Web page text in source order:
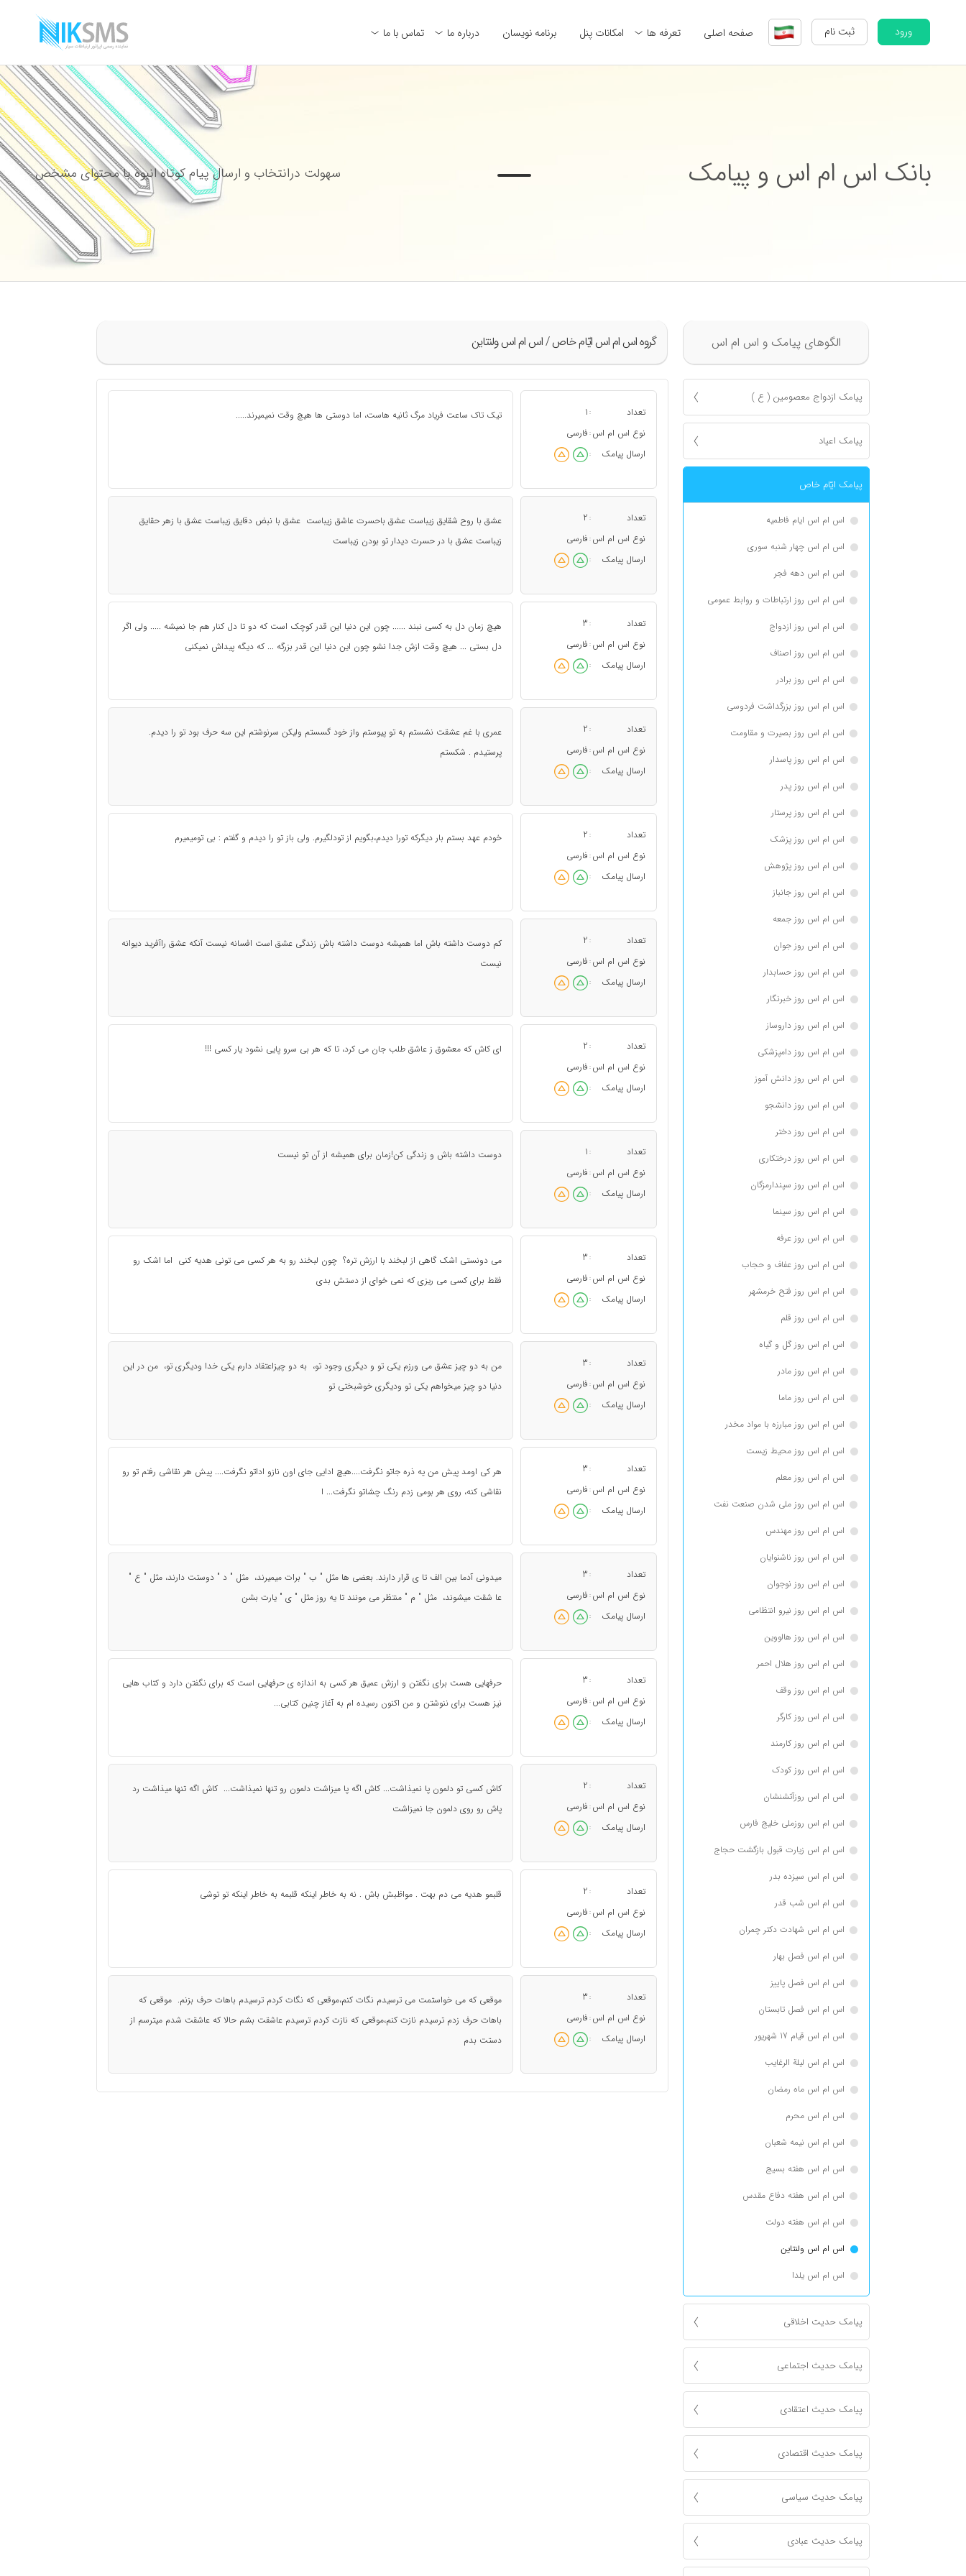
ورود ثبت نام صفحه اصلی تعرفه ها امکانات پنل برنامه نویسان درباره ما تماس با ما
بانک اس ام اس و پیامک سهولت درانتخاب و ارسال پیام کوتاه انبوه با محتوای مشخص
الگوهای پیامک و اس ام اس
پیامک ازدواج معصومين ( ع )
پیامک اعياد
پیامک ايّام خاص
اس ام اس ایام فاطمیه
اس ام اس چهار شنبه سوری
اس ام اس دهه فجر
اس ام اس روز ارتباطات و روابط عمومی
اس ام اس روز ازدواج
اس ام اس روز اصناف
اس ام اس روز برادر
اس ام اس روز بزرگداشت فردوسی
اس ام اس روز بصیرت و مقاومت
اس ام اس روز پاسدار
اس ام اس روز پدر
اس ام اس روز پرستار
اس ام اس روز پزشک
اس ام اس روز پژوهش
اس ام اس روز جانباز
اس ام اس روز جمعه
اس ام اس روز جوان
اس ام اس روز حسابدار
اس ام اس روز خبرنگار
اس ام اس روز داروساز
اس ام اس روز دامپزشکی
اس ام اس روز دانش آموز
اس ام اس روز دانشجو
اس ام اس روز دختر
اس ام اس روز درختکاری
اس ام اس روز سپندارمزگان
اس ام اس روز سینما
اس ام اس روز عرفه
اس ام اس روز عفاف و حجاب
اس ام اس روز فتح خرمشهر
اس ام اس روز قلم
اس ام اس روز گل و گیاه
اس ام اس روز مادر
اس ام اس روز ماما
اس ام اس روز مبارزه با مواد مخدر
اس ام اس روز محیط زیست
اس ام اس روز معلم
اس ام اس روز ملی شدن صنعت نفت
اس ام اس روز مهندس
اس ام اس روز ناشنوایان
اس ام اس روز نوجوان
اس ام اس روز نیرو انتظامی
اس ام اس روز هالووین
اس ام اس روز هلال احمر
اس ام اس روز وقف
اس ام اس روز کارگر
اس ام اس روز کارمند
اس ام اس روز کودک
اس ام اس روزآتشنشان
اس ام اس روزملی خلیج فارس
اس ام اس زیارت قبول بازگشت حجاج
اس ام اس سیزده بدر
اس ام اس شب قدر
اس ام اس شهادت دکتر چمران
اس ام اس فصل بهار
اس ام اس فصل پاییز
اس ام اس فصل تابستان
اس ام اس قیام 17 شهریور
اس ام اس لیلة الرغایب
اس ام اس ماه رمضان
اس ام اس محرم
اس ام اس نیمه شعبان
اس ام اس هفته بسیج
اس ام اس هفته دفاع مقدس
اس ام اس هفته دولت
اس ام اس ولنتاین
اس ام اس یلدا
پیامک حدیت اخلاقی
پیامک حدیث اجتماعی
پیامک حدیث اعتقادی
پیامک حدیث اقتصادی
پیامک حدیث سیاسی
پیامک حدیث عبادی
گروه اس ام اس ايّام خاص / اس ام اس ولنتاین
تعداد :
1
نوع اس ام اس : فارسی
ارسال پیامک
:
تیک تاک ساعت فریاد مرگ ثانیه هاست، اما دوستی ها هیچ وقت نمیمیرند.....
تعداد :
2
نوع اس ام اس : فارسی
ارسال پیامک
:
عشق با روح شقایق زیباست عشق باحسرت عاشق زیباست عشق با نبض دقایق زیباست عشق با زهر حقایق
زیباست عشق با در حسرت دیدار تو بودن زیباست
تعداد :
3
نوع اس ام اس : فارسی
ارسال پیامک
:
هیچ زمان دل به کسی نبند ...... چون این دنیا این قدر کوچک است که دو تا دل کنار هم جا نمیشه ..... ولی اگر
دل بستی ... هیچ وقت ازش جدا نشو چون این دنیا این قدر بزرگه ... که دیگه پیداش نمیکنی
تعداد :
2
نوع اس ام اس : فارسی
ارسال پیامک
:
عمری با غم عشقت نشستم به تو پیوستم واز خود گسستم ولیکن سرنوشتم این سه حرف بود تو را دیدم.
پرستیدم . شکستم
تعداد :
2
نوع اس ام اس : فارسی
ارسال پیامک
:
خودم عهد بستم بار دیگرکه تورا دیدم،بگویم از تودلگیرم. ولی باز تو را دیدم و گفتم : بی تومیمیرم
تعداد :
2
نوع اس ام اس : فارسی
ارسال پیامک
:
کم دوست داشته باش اما همیشه دوست داشته باش زندگی عشق است افسانه نیست آنکه عشق راآفرید دیوانه
نیست
تعداد :
2
نوع اس ام اس : فارسی
ارسال پیامک
:
ای کاش که معشوق ز عاشق طلب جان می کرد، تا که هر بی سرو پایی نشود یار کسی !!!
تعداد :
1
نوع اس ام اس : فارسی
ارسال پیامک
:
دوست داشته باش و زندگی کن!زمان برای همیشه از آن تو نیست
تعداد :
3
نوع اس ام اس : فارسی
ارسال پیامک
:
می دونستی اشک گاهی از لبخند با ارزش تره؟ چون لبخند رو به هر کسی می تونی هدیه کنی اما اشک رو
فقط برای کسی می ریزی که نمی خوای از دستش بدی
تعداد :
3
نوع اس ام اس : فارسی
ارسال پیامک
:
من به دو چیز عشق می ورزم یکی تو و دیگری وجود تو، به دو چیزاعتقاد دارم یکی خدا ودیگری تو، من در این
دنیا دو چیز میخواهم یکی تو ودیگری خوشبختی تو
تعداد :
3
نوع اس ام اس : فارسی
ارسال پیامک
:
هر کی اومد پیش من یه ذره جاتو نگرفت....هیچ ادایی جای اون نازو اداتو نگرفت.... پیش هر نقاشی رفتم تو رو
نقاشی کنه، روی هر بومی زدم رنگ چشاتو نگرفت... ا
تعداد :
3
نوع اس ام اس : فارسی
ارسال پیامک
:
میدونی آدما بین الف تا ی قرار دارند. بعضی ها مثل " ب " برات میمیرند، مثل " د " دوستت دارند، مثل " ع "
عا شقت میشوند، مثل " م " منتظر می مونند تا یه روز مثل " ی " یارت بشن
تعداد :
3
نوع اس ام اس : فارسی
ارسال پیامک
:
حرفهایی هست برای نگفتن و ارزش عمیق هر کسی به اندازه ی حرفهایی است که برای نگفتن دارد و کتاب هایی
نیز هست برای ننوشتن و من اکنون رسیده ام به آغاز چنین کتابی...
تعداد :
2
نوع اس ام اس : فارسی
ارسال پیامک
:
کاش کسی تو دلمون پا نمیذاشت... کاش اگه پا میزاشت دلمون رو تنها نمیذاشت... کاش اگه تنها میذاشت رد
پاش رو روی دلمون جا نمیزاشت
تعداد :
2
نوع اس ام اس : فارسی
ارسال پیامک
:
قلبمو هدیه می دم بهت . مواظبش باش . نه به خاطر اینکه قلبمه به خاطر اینکه تو توشی
تعداد :
3
نوع اس ام اس : فارسی
ارسال پیامک
:
موقعی که می خواستمت می ترسیدم نگات کنم،موقعی که نگات کردم ترسیدم باهات حرف بزنم. موقعی که
باهات حرف زدم ترسیدم نازت کنم،موقعی که نازت کردم ترسیدم عاشقت بشم حالا که عاشقت شدم میترسم از
دستت بدم